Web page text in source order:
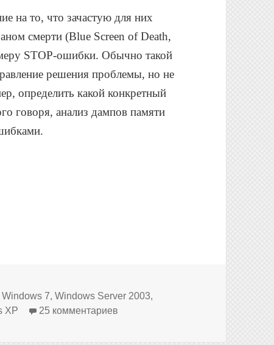
на то, что зачастую для них
смерти (Blue Screen of Death,
STOP-ошибки. Обычно такой
решения проблемы, но не
определить какой конкретный
говоря, анализ дампов памяти
Windows 7,Windows Server 2003,
XP 25 комментариев